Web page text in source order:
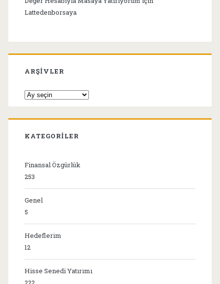
Lattedenborsaya
ARŞIVLER
Arşivler
KATEGORILER
Finansal Özgürlük
253
Genel
5
Hedeflerim
12
Hisse Senedi Yatırımı